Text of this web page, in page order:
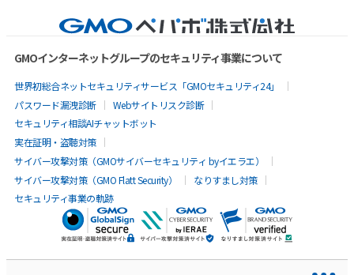
GMOインターネットグループのセキュリティ事業について
世界初総合ネットセキュリティサービス「GMOセキュリティ24」
パスワード漏洩診断
Webサイトリスク診断
セキュリティ相談AIチャットボット
実在証明・盗聴対策
サイバー攻撃対策（GMOサイバーセキュリティ byイエラエ）
サイバー攻撃対策（GMO Flatt Security）
なりすまし対策
セキュリティ事業の軌跡